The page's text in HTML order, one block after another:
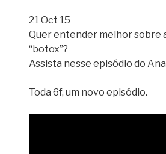
21 Oct 15
Quer entender melhor sobre
“botox”?
Assista nesse episódio do
Toda 6f, um novo episódio.